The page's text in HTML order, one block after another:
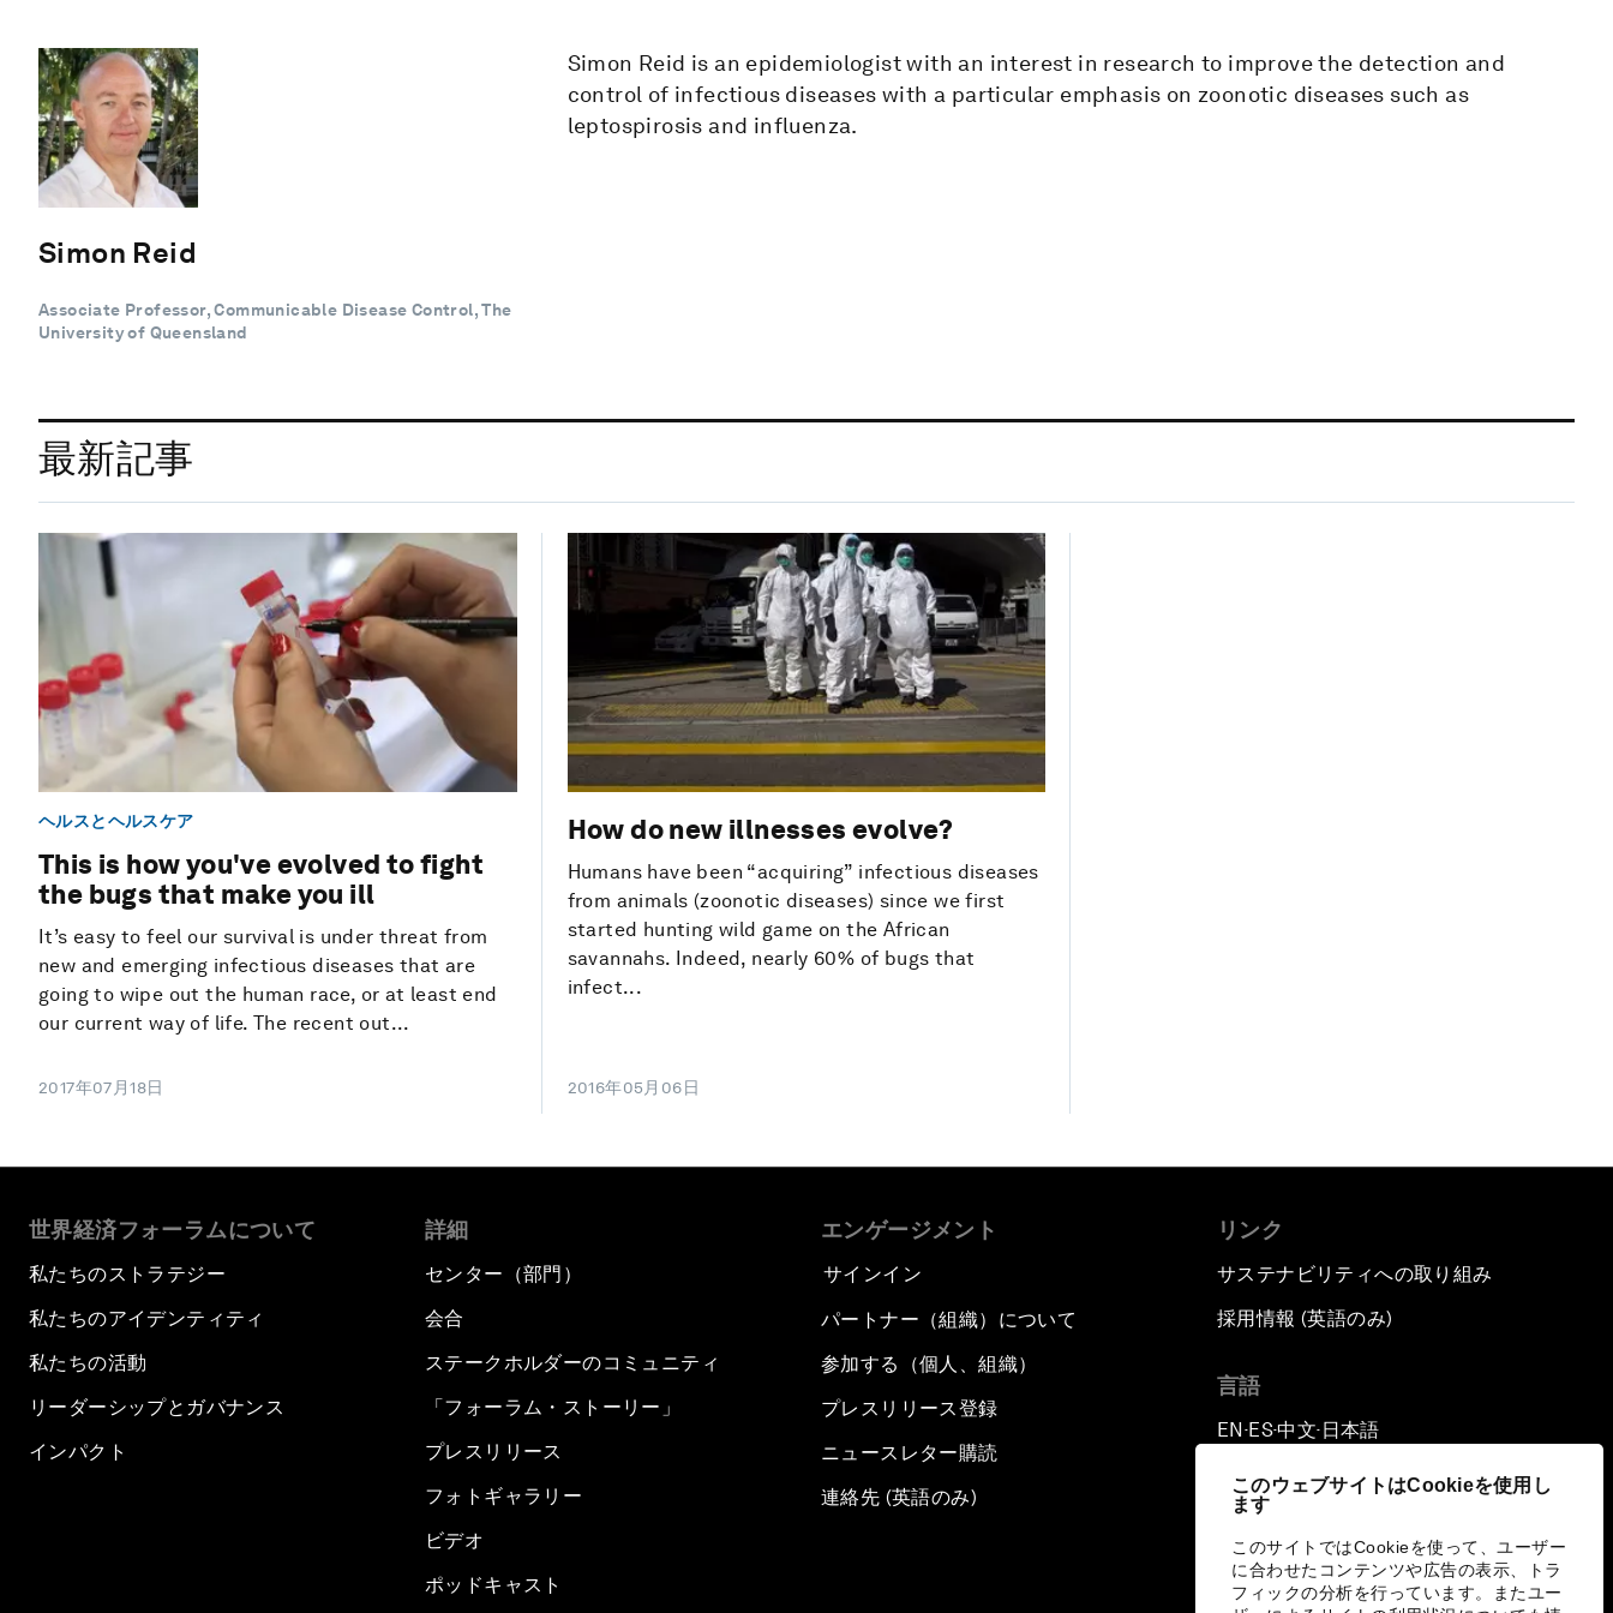
このウェブサイトはCookieを使用し
ます
このサイトではCookieを使って、ユーザー
に合わせたコンテンツや広告の表示、トラ
フィックの分析を行っています。またユー
Simon Reid
Associate Professor, Communicable Disease Control, The
University of Queensland
Simon Reid is an epidemiologist with an interest in research to improve the detection and
control of infectious diseases with a particular emphasis on zoonotic diseases such as
leptospirosis and influenza.
最新記事
ヘルスとヘルスケア
This is how you've evolved to fight
the bugs that make you ill
It’s easy to feel our survival is under threat from
new and emerging infectious diseases that are
going to wipe out the human race, or at least end
our current way of life. The recent out...
2017年07月18日
How do new illnesses evolve?
Humans have been “acquiring” infectious diseases
from animals (zoonotic diseases) since we first
started hunting wild game on the African
savannahs. Indeed, nearly 60% of bugs that
infect...
2016年05月06日
世界経済フォーラムについて
私たちのストラテジー
私たちのアイデンティティ
私たちの活動
リーダーシップとガバナンス
インパクト
詳細
センター（部門）
会合
ステークホルダーのコミュニティ
「フォーラム・ストーリー」
プレスリリース
フォトギャラリー
ビデオ
ポッドキャスト
エンゲージメント
サインイン
パートナー（組織）について
参加する（個人、組織）
プレスリリース登録
ニュースレター購読
連絡先 (英語のみ)
リンク
サステナビリティへの取り組み
採用情報 (英語のみ)
言語
EN ▪ ES▪中文▪ 日本語